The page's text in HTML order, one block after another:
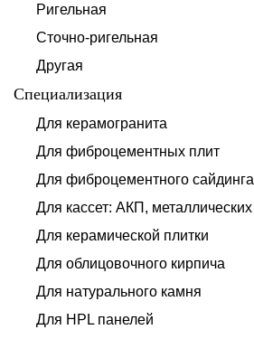
Ригельная
Сточно-ригельная
Другая
Специализация
Для керамогранита
Для фиброцементных плит
Для фиброцементного сайдинга
Для кассет: АКП, металлических
Для керамической плитки
Для облицовочного кирпича
Для натурального камня
Для HPL панелей